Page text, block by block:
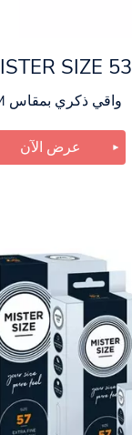
SIZE 53
واقي ذكري بمقاس M
عرض الآن